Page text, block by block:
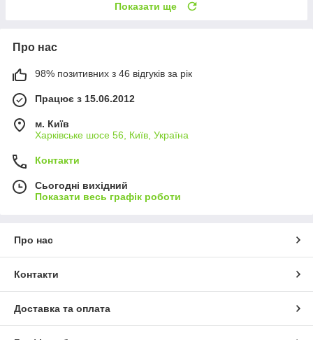
Показати ще
Про нас
98% позитивних з 46 відгуків за рік
Працює з 15.06.2012
м. Київ
Харківське шосе 56, Київ, Україна
Контакти
Сьогодні вихідний
Показати весь графік роботи
Про нас
Контакти
Доставка та оплата